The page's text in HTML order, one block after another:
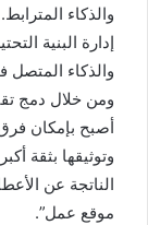
والذكاء
إدارة البنية
والذكاء
أصبح بإمكان
وتوثيقها بثقة
الناتجة عن
موقع عمل”.